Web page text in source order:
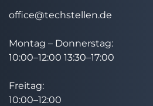
office@techstellen.de
Montag – Donnerstag:
10:00–12:00 13:30–17:00
Freitag:
10:00–12:00